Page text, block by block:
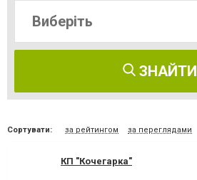
ЗНАЙТИ
Сортувати: за рейтингом за переглядами
КП "Кочегарка"